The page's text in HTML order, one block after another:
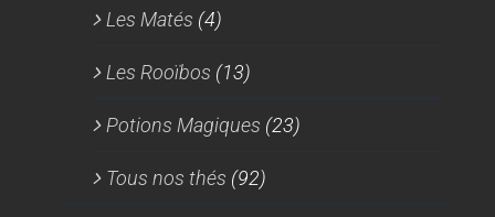
Les Matés (4)
Les Rooïbos (13)
Potions Magiques (23)
Tous nos thés (92)